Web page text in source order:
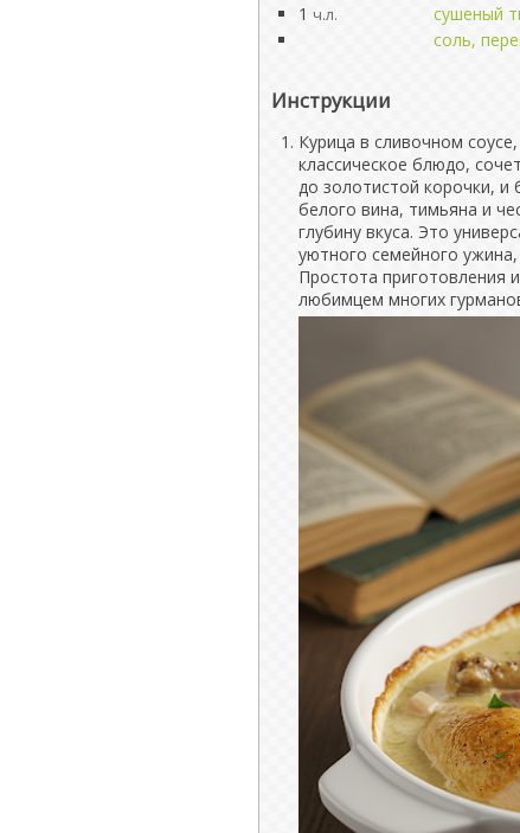
1 ч.л.
сушеный
соль,
Инструкции
Курица в сливочном
классическое блюдо,
до золотистой корочки, и
белого вина, тимьяна и
глубину вкуса. Это
уютного семейного
Простота приготовления
любимцем многих